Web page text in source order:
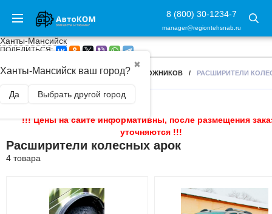
8 (800) 30-1234-7
manager@regiontehsnab.ru
Ханты-Мансийск
✖
Ханты-Мансийск ваш город?
Да Выбрать другой город
ПОДЕЛИТЬСЯ:
ГЛАВНАЯ / АКСЕССУАРЫ ДЛЯ ВНЕДОРОЖНИКОВ / РАСШИРИТЕЛИ
!!! Цены на сайте информативны, после размещения
уточняются !!!
Расширители колесных арок
4 товара